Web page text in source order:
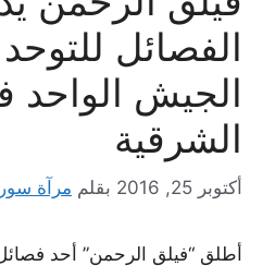
الفصائل
الجيش الواحد
الشرقية
أكتوبر 25, 2016 بقلم مرآة
أطلق “فيلق الرحمن” أحد فصائل